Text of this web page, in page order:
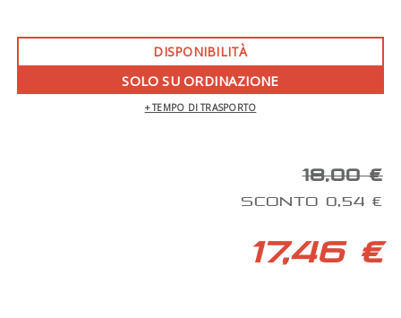
DISPONIBILITÀ
SOLO SU ORDINAZIONE
+ TEMPO DI TRASPORTO
18,00 €
SCONTO 0,54 €
17,46 €